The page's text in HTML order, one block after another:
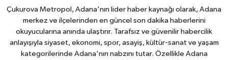
Çukurova Metropol, Adana'nın lider haber kaynağı olarak, Adana
merkez ve ilçelerinden en güncel son dakika haberlerini
okuyucularına anında ulaştırır. Tarafsız ve güvenilir habercilik
anlayışıyla siyaset, ekonomi, spor, asayiş, kültür-sanat ve yaşam
kategorilerinde Adana'nın nabzını tutar. Özellikle Adana